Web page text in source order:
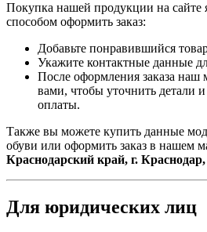
Покупка нашей продукции на сайте
способом оформить заказ:
Добавьте понравившийся
Укажите контактные данные
После оформления заказа наш
вами, чтобы уточнить детали
оплаты.
Также вы можете купить данные
обуви или оформить заказ в нашем
Краснодарский край, г.
Для юридических лиц